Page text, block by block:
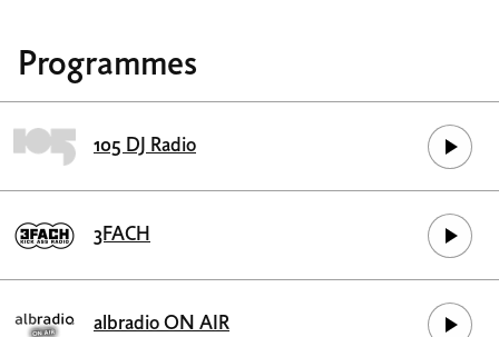
Programmes
105 DJ Radio
3FACH
albradio ON AIR